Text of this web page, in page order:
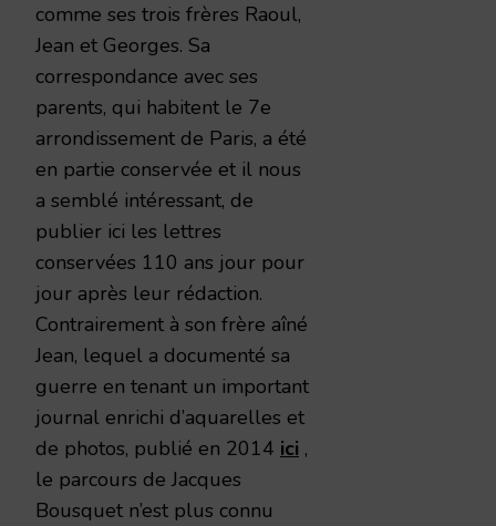
comme ses trois frères Raoul,
Jean et Georges. Sa
correspondance avec ses
parents, qui habitent le 7e
arrondissement de Paris, a été
en partie conservée et il nous
a semblé intéressant, de
publier ici les lettres
conservées 110 ans jour pour
jour après leur rédaction.
Contrairement à son frère aîné
Jean, lequel a documenté sa
guerre en tenant un important
journal enrichi d’aquarelles et
de photos, publié en 2014 ici ,
le parcours de Jacques
Bousquet n’est plus connu